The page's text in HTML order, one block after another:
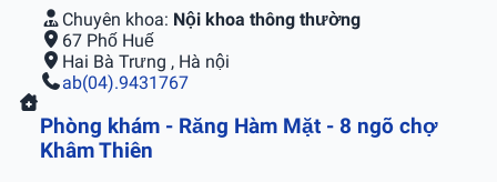
Chuyên khoa: Nội khoa thông thường
67 Phố Huế
Hai Bà Trưng , Hà nội
ab(04).9431767
Phòng khám - Răng Hàm Mặt - 8 ngõ chợ
Khâm Thiên